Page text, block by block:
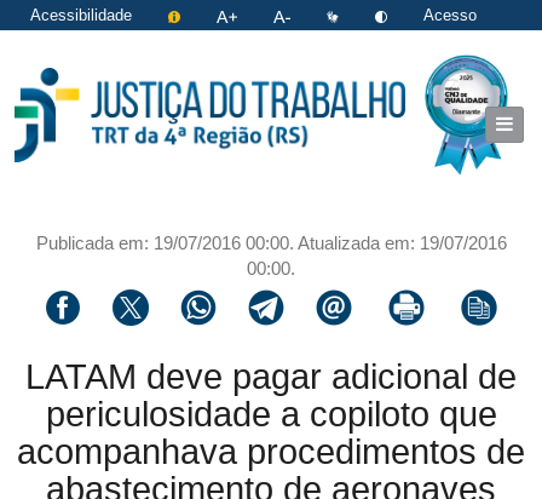
Acessibilidade
Acesso
Publicada em: 19/07/2016 00:00. Atualizada em: 19/07/2016
00:00.
Compartilhar via facebook
Compartilhar via twitter
Compartilhar via whatsapp
Compartilhar via telegram
Compartilhar via email
Imprimir a página
Copiar
LATAM deve pagar adicional de
periculosidade a copiloto que
acompanhava procedimentos de
abastecimento de aeronaves